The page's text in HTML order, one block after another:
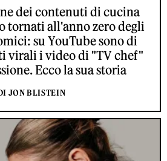
dei contenuti di cucina
tornati all'anno zero degli
su YouTube sono di
virali i video di "TV chef"
Ecco la sua storia
JON BLISTEIN